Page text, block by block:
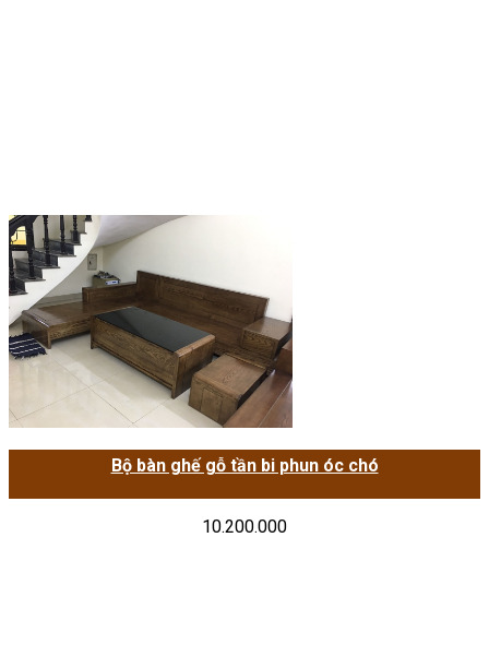
Bộ bàn ghế gỗ tần bi phun óc chó
10.200.000